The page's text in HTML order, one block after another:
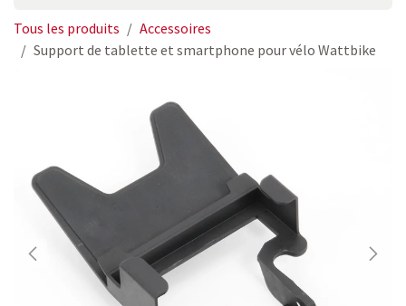
Tous les produits
Accessoires
Support de tablette et smartphone pour vélo Wattbike